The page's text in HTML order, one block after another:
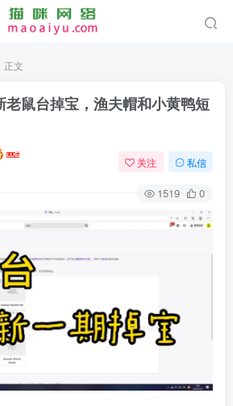
正文
鼠台掉宝，渔夫帽和小黄鸭短
关注 私信
1519 0